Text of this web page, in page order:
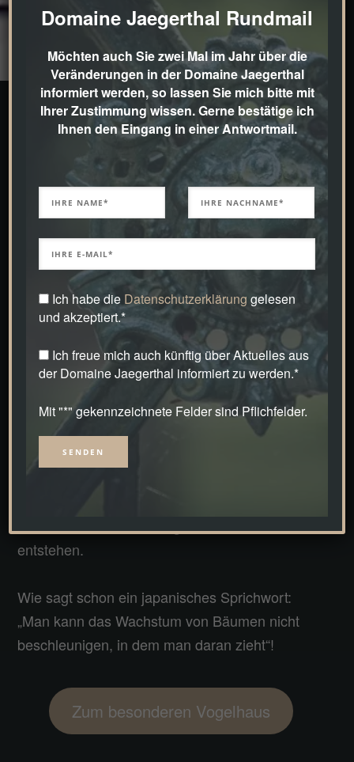
Kollektion & Kreativität
Kreativität kennt keine Grenzen
Nicht nur für den Park der Domaine Jaegerthal,
sondern auch für die Gärten meiner Kunden,
entwerfe ich Möbel, wie die komfortablen
Lounge Chair aus Eiche oder die
handgefertigten, einzigartigen Vogelhäuser.
Kreativität kennt keine Grenzen. Ist eine Idee
erst einmal geboren, dann wird sie auch
realisiert! Manchmal dauert es etwas länger, das
entstehen.
Wie sagt schon ein japanisches Sprichwort:
„Man kann das Wachstum von Bäumen nicht
beschleunigen, in dem man daran zieht“!
Zum besonderen Vogelhaus
Domaine Jaegerthal Rundmail
Möchten auch Sie zwei Mal im Jahr über die
Veränderungen in der Domaine Jaegerthal
informiert werden, so lassen Sie mich bitte mit
Ihrer Zustimmung wissen. Gerne bestätige ich
Ihnen den Eingang in einer Antwortmail.
Ich habe die Datenschutzerklärung gelesen
und akzeptiert.*
Ich freue mich auch künftig über Aktuelles aus
der Domaine Jaegerthal informiert zu werden.*
Mit "*" gekennzeichnete Felder sind Pflichfelder.